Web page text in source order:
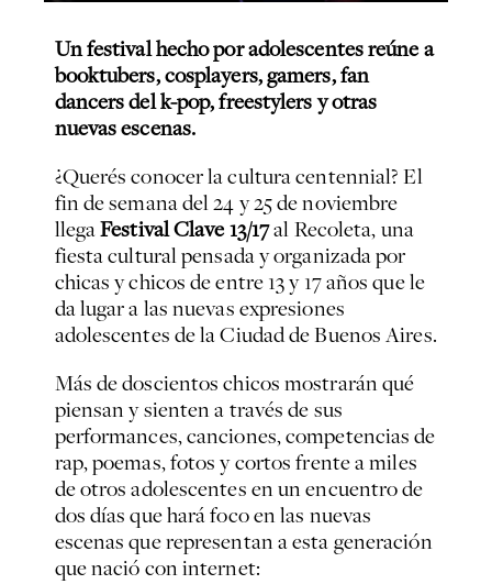
Un festival hecho por adolescentes reúne a
booktubers, cosplayers, gamers, fan
dancers del k-pop, freestylers y otras
nuevas escenas.
¿Querés conocer la cultura centennial? El
fin de semana del 24 y 25 de noviembre
llegaFestival Clave 13/17al Recoleta, una
fiesta cultural pensada y organizada por
chicas y chicos de entre 13 y 17 años que le
da lugar a las nuevas expresiones
adolescentes de la Ciudad de Buenos Aires.
Más de doscientos chicos mostrarán qué
piensan y sienten a través de sus
performances, canciones, competencias de
rap, poemas, fotos y cortos frente a miles
de otros adolescentes en un encuentro de
dos días que hará foco en las nuevas
escenas que representan a esta generación
que nació con internet: